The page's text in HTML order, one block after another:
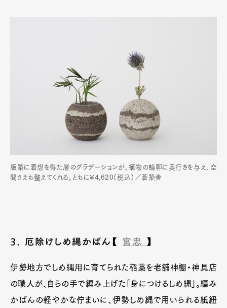
版築に着想を得た層のグラデーションが、植物の輪郭に奥行きを与え、空
間さえも整えてくれる。ともに¥4,620（税込）／蒼築舎
3. 厄除けしめ縄かばん【 宮忠 】
伊勢地方でしめ縄用に育てられた稲藁を老舗神棚・神具店
の職人が、自らの手で編み上げた「身につけるしめ縄」。編み
かばんの軽やかな佇まいに、伊勢しめ縄で用いられる紙紐